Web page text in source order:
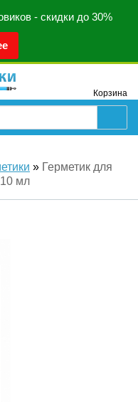
- скидки до 30%
Корзина
» Герметик для
мл